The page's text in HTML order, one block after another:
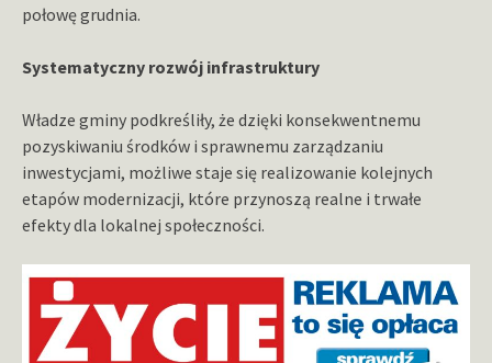
połowę grudnia.
Systematyczny rozwój infrastruktury
Władze gminy podkreśliły, że dzięki konsekwentnemu
pozyskiwaniu środków i sprawnemu zarządzaniu
inwestycjami, możliwe staje się realizowanie kolejnych
etapów modernizacji, które przynoszą realne i trwałe
efekty dla lokalnej społeczności.